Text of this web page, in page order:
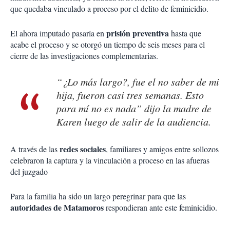
que quedaba vinculado a proceso por el delito de feminicidio.
El ahora imputado pasaría enprisión preventivahasta que
acabe el proceso y se otorgó un tiempo de seis meses para el
cierre de las investigaciones complementarias.
“¿Lo más largo?, fue el no saber de mi
hija, fueron casi tres semanas. Esto
para mí no es nada” dijo la madre de
Karen luego de salir de la audiencia.
A través de lasredes sociales, familiares y amigos entre sollozos
celebraron la captura y la vinculación a proceso en las afueras
del juzgado
Para la familia ha sido un largo peregrinar para que las
autoridades de Matamorosrespondieran ante este feminicidio.